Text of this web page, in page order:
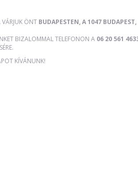
VÁRJUK ÖNT BUDAPESTEN, A 1047
BIZALOMMAL TELEFONON A 06 20 561
KÍVÁNUNK!